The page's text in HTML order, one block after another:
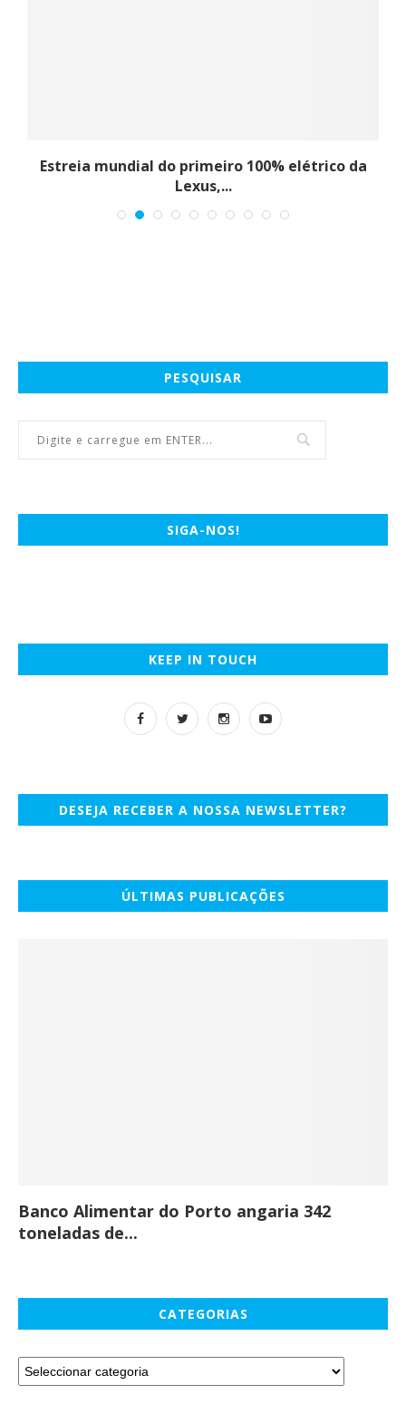
Estreia mundial do primeiro 100% elétrico da
Lexus,...
PESQUISAR
SIGA-NOS!
KEEP IN TOUCH
DESEJA RECEBER A NOSSA NEWSLETTER?
ÚLTIMAS PUBLICAÇÕES
Banco Alimentar do Porto angaria 342
toneladas de...
CATEGORIAS